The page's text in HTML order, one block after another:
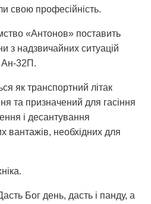
свою професійність.
«Антонов» поставить
з надзвичайних ситуацій
32П.
як транспортний літак
та призначений для гасіння
і десантування
вантажів, необхідних для
Бог день, дасть і панду, а